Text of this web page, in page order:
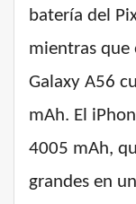
batería del
mientras que
Galaxy A56
mAh. El
4005 mAh,
grandes en